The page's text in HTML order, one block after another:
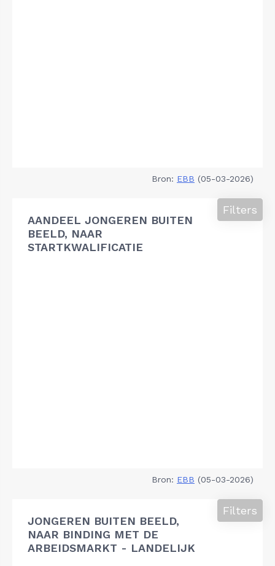
Bron: EBB (05-03-2026)
AANDEEL JONGEREN BUITEN
BEELD, NAAR
STARTKWALIFICATIE
Filters
Bron: EBB (05-03-2026)
JONGEREN BUITEN BEELD,
NAAR BINDING MET DE
ARBEIDSMARKT - LANDELIJK
Filters